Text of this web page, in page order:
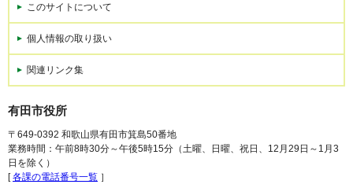
このサイトについて
個人情報の取り扱い
関連リンク集
有田市役所
〒649-0392 和歌山県有田市箕島50番地
業務時間：午前8時30分～午後5時15分（土曜、日曜、祝日、12月29日～1月3
日を除く）
[各課の電話番号一覧 ］